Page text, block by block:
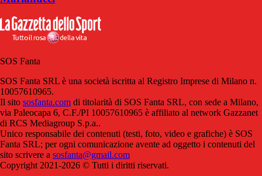
SOS Fanta
SOS Fanta SRL è una società iscritta al Registro Imprese di Milano n.
10057610965.
Il sito sosfanta.com di titolarità di SOS Fanta SRL, con sede a Milano,
via Paleocapa 6, C.F./PI 10057610965 è affiliato al network Gazzanet
di RCS Mediagroup S.p.a..
Unico responsabile dei contenuti (testi, foto, video e grafiche) è SOS
Fanta SRL; per ogni comunicazione avente ad oggetto i contenuti del
sito scrivere a sosfanta@gmail.com
Copyright 2021-2026 © Tutti i diritti riservati.